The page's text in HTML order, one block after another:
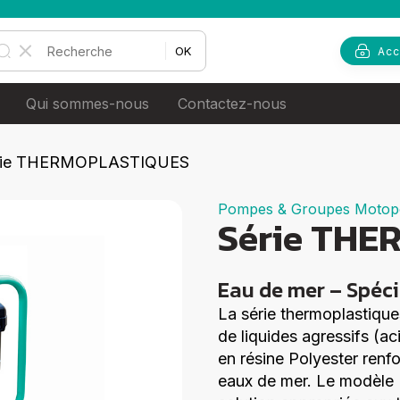
Rechercher :
Qui sommes-nous Contactez-nous
THERMOPLASTIQUES
Pompes & Groupes
Série
Eau de mer –
La série
de liquides agressifs
en résine Polyester
eaux de mer. Le